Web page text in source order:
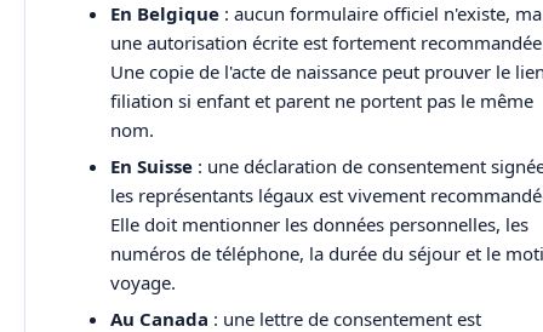
En Belgique : aucun formulaire officiel n'existe,
une autorisation écrite est fortement
Une copie de l'acte de naissance peut prouver le
filiation si enfant et parent ne portent pas le même
nom.
En Suisse : une déclaration de consentement
les représentants légaux est vivement
Elle doit mentionner les données personnelles, les
numéros de téléphone, la durée du séjour et le
voyage.
Au Canada : une lettre de consentement est